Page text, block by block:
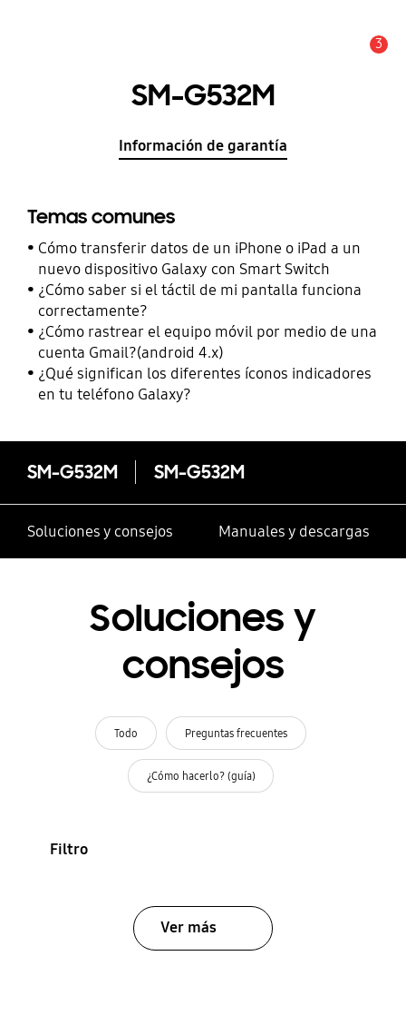
3
SM-G532M
Información de garantía
Temas comunes
Cómo transferir datos de un iPhone o iPad a un
nuevo dispositivo Galaxy con Smart Switch
¿Cómo saber si el táctil de mi pantalla funciona
correctamente?
¿Cómo rastrear el equipo móvil por medio de una
cuenta Gmail?(android 4.x)
¿Qué significan los diferentes íconos indicadores
en tu teléfono Galaxy?
SM-G532M SM-G532M
Soluciones y consejos Manuales y descargas
Soluciones y
consejos
Todo Preguntas frecuentes
¿Cómo hacerlo? (guía)
Filtro
Ver más